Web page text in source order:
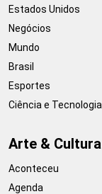
Estados Unidos
Negócios
Mundo
Brasil
Esportes
Ciência e Tecnologia
Arte & Cultura
Aconteceu
Agenda